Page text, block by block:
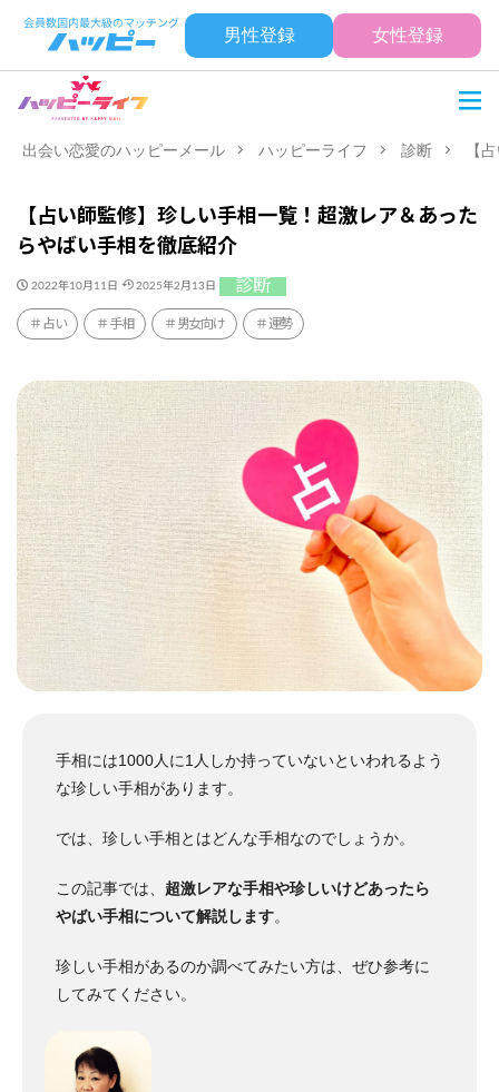
男性登録 女性登録
出会い恋愛のハッピーメール ハッピーライフ 診断 【
【占い師監修】珍しい手相一覧！超激レア＆あった
らやばい手相を徹底紹介
2022年10月11日 2025年2月13日 診断
占い 手相 男女向け 運勢
手相には1000人に1人しか持っていないといわれるよう
な珍しい手相があります。
では、珍しい手相とはどんな手相なのでしょうか。
この記事では、 超激レアな手相や珍しいけどあったら
やばい手相について解説します。
珍しい手相があるのか調べてみたい方は、ぜひ参考に
してみてください。